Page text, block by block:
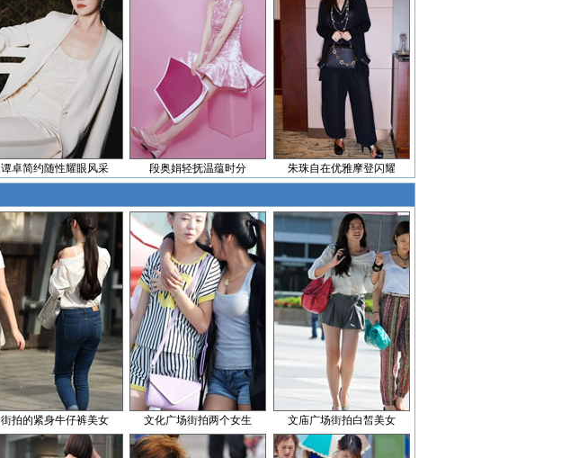
谭卓简约随性耀眼风采 段奥娟轻抚温蕴时分 朱珠自在优雅摩登闪耀
街拍的紧身牛仔裤美女 文化广场街拍两个女生 文庙广场街拍白皙美女